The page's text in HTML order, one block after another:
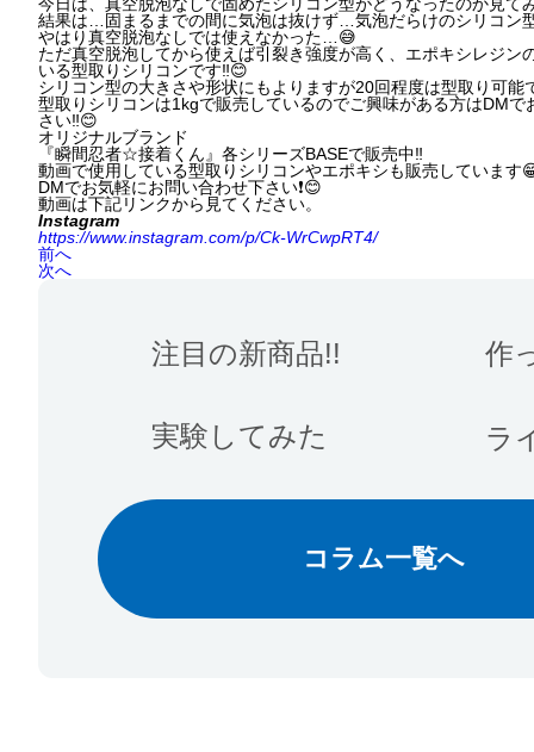
注目の新商品!! 作
実験してみた ラ
コラム一覧へ
結果は…固まるまでの間に気泡は抜けず…気泡だらけのシリコン
やはり真空脱泡なしでは使えなかった…😅
ただ真空脱泡してから使えば引裂き強度が高く、エポキシレジン
いる型取りシリコンです‼️😊
シリコン型の大きさや形状にもよりますが20回程度は型取り可能
型取りシリコンは1kgで販売しているのでご興味がある方はDMで
さい‼️😊
オリジナルブランド
『瞬間忍者☆接着くん』各シリーズBASEで販売中‼️
動画で使用している型取りシリコンやエポキシも販売しています
DMでお気軽にお問い合わせ下さい❗️😊
動画は下記リンクから見てください。
Instagram
https://www.instagram.com/p/Ck-WrCwpRT4/
前へ
次へ